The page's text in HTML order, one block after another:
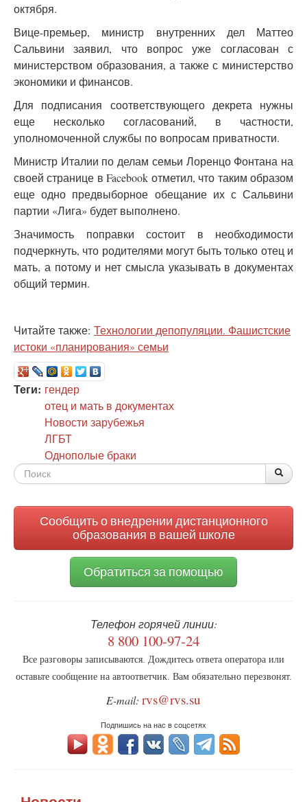
октября.
Вице-премьер, министр внутренних дел Маттео
Сальвини заявил, что вопрос уже согласован с
министерством образования, а также с министерство
экономики и финансов.
Для подписания соответствующего декрета нужны
еще несколько согласований, в частности,
уполномоченной службы по вопросам приватности.
Министр Италии по делам семьи Лоренцо Фонтана на
своей странице в Facebook отметил, что таким образом
еще одно предвыборное обещание их с Сальвини
партии «Лига» будет выполнено.
Значимость поправки состоит в необходимости
подчеркнуть, что родителями могут быть только отец и
мать, а потому и нет смысла указывать в документах
общий термин.
Читайте также: Технологии депопуляции. Фашистские
истоки «планирования» семьи
Теги: гендер
отец и мать в документах
Новости зарубежья
ЛГБТ
Однополые браки
Форма
Сообщить о внедрении дистанционного
образования в вашей школе
Обратиться за помощью
Телефон горячей линии:
8 800 100-97-24
Все разговоры записываются. Дождитесь ответа оператора или
оставьте сообщение на автоответчик. Вам обязательно перезвонят.
E-mail: rvs@rvs.su
Подпишись на нас в соцсетях